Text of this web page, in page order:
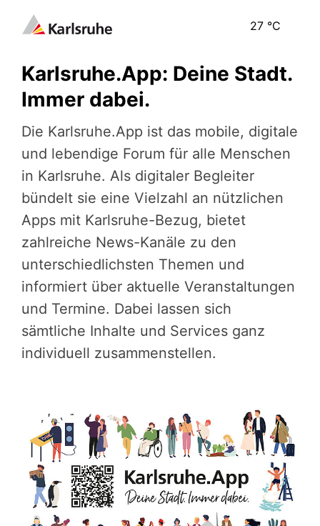
27 °C
Karlsruhe.App: Deine Stadt.
Immer dabei.
Die Karlsruhe.App ist das mobile, digitale
und lebendige Forum für alle Menschen
in Karlsruhe. Als digitaler Begleiter
bündelt sie eine Vielzahl an nützlichen
Apps mit Karlsruhe-Bezug, bietet
zahlreiche News-Kanäle zu den
unterschiedlichsten Themen und
informiert über aktuelle Veranstaltungen
und Termine. Dabei lassen sich
sämtliche Inhalte und Services ganz
individuell zusammenstellen.